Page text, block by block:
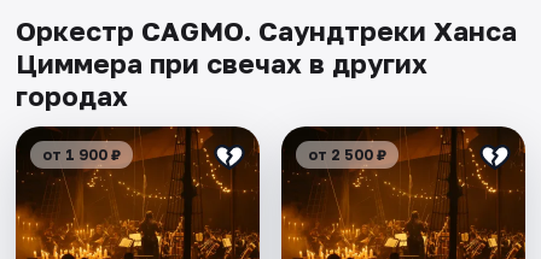
Оркестр CAGMO. Саундтреки Ханса
Циммера при свечах в других
городах
от 1 900 ₽ от 2 500 ₽